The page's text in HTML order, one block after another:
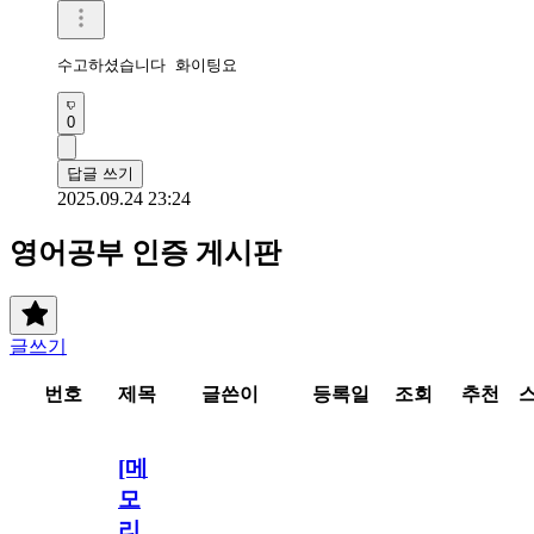
수고하셨습니다 화이팅요
0
답글 쓰기
2025.09.24 23:24
영어공부 인증 게시판
글쓰기
번호 제목 글쓴이 등록일 조회 추천
[메
모